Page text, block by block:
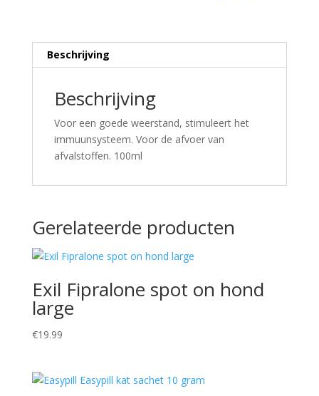
Beschrijving
Beschrijving
Voor een goede weerstand, stimuleert het
immuunsysteem. Voor de afvoer van
afvalstoffen. 100ml
Gerelateerde producten
Exil Fipralone spot on hond
large
€19.99